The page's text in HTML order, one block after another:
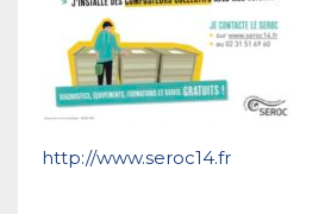
http://www.seroc14.fr